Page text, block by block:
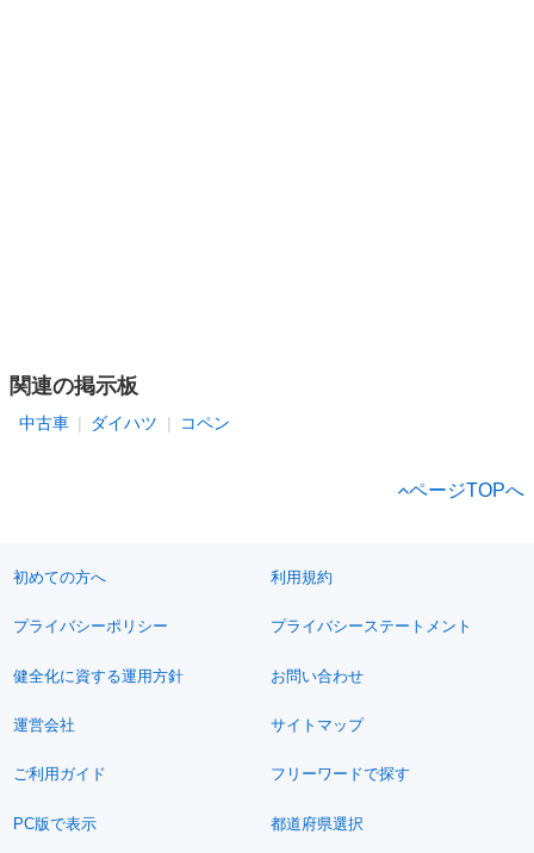
関連の掲示板
中古車 ダイハツ コペン
ページTOPへ
初めての方へ 利用規約
プライバシーポリシー プライバシーステートメント
健全化に資する運用方針 お問い合わせ
運営会社 サイトマップ
ご利用ガイド フリーワードで探す
PC版で表示 都道府県選択